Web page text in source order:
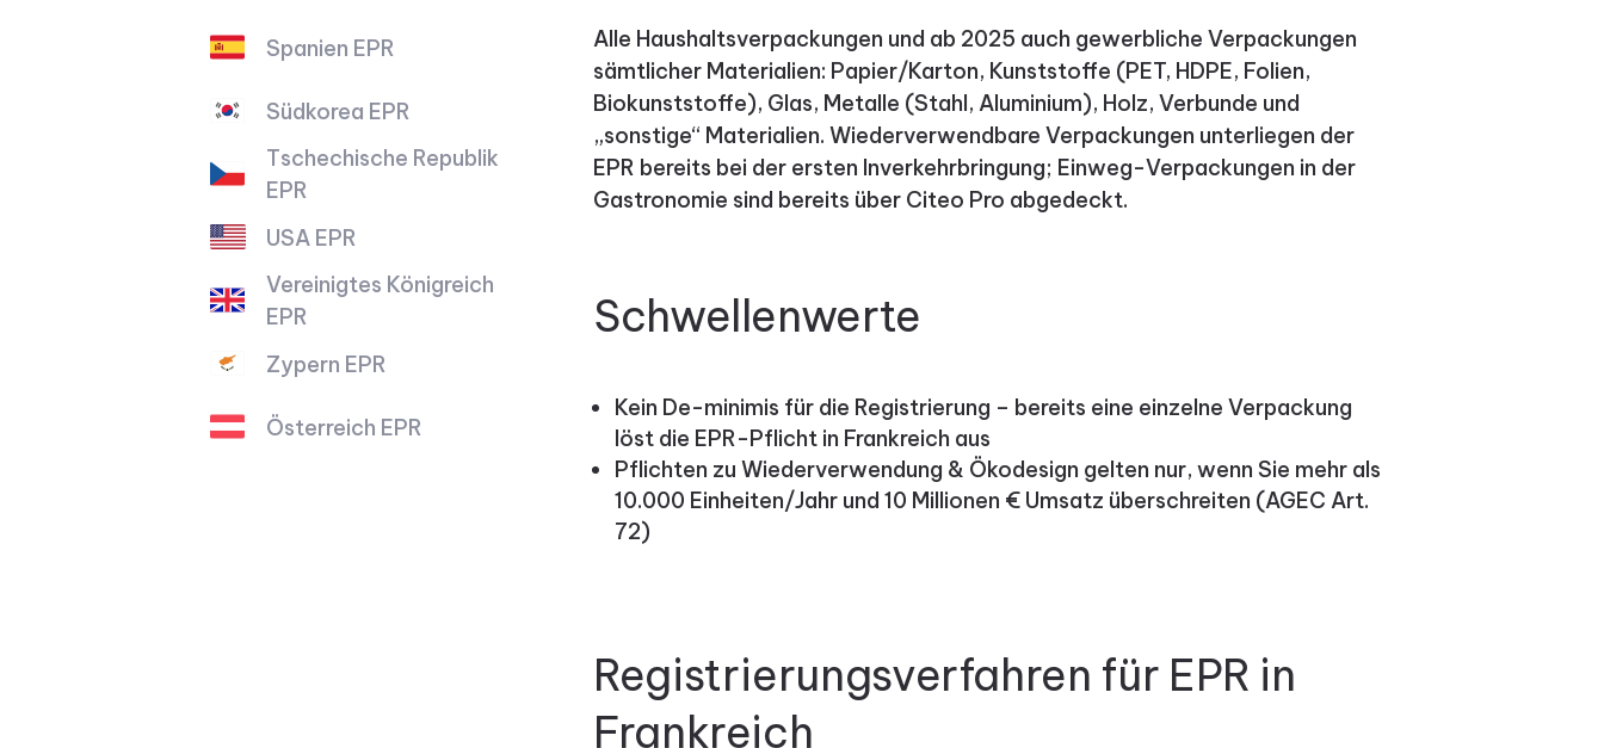
Spanien EPR
Südkorea EPR
Tschechische Republik
EPR
USA EPR
Vereinigtes Königreich
EPR
Zypern EPR
Österreich EPR
Alle Haushaltsverpackungen und ab 2025 auch gewerbliche Verpackungen
sämtlicher Materialien: Papier/Karton, Kunststoffe (PET, HDPE, Folien,
Biokunststoffe), Glas, Metalle (Stahl, Aluminium), Holz, Verbunde und
„sonstige“ Materialien. Wiederverwendbare Verpackungen unterliegen der
EPR bereits bei der ersten Inverkehrbringung; Einweg-Verpackungen in der
Gastronomie sind bereits über Citeo Pro abgedeckt.
Schwellenwerte
Kein De-minimis für die Registrierung – bereits eine einzelne Verpackung
löst die EPR-Pflicht in Frankreich aus
Pflichten zu Wiederverwendung & Ökodesign gelten nur, wenn Sie mehr als
10.000 Einheiten/Jahr und 10 Millionen € Umsatz überschreiten (AGEC Art.
72)
Registrierungsverfahren für EPR in
Frankreich